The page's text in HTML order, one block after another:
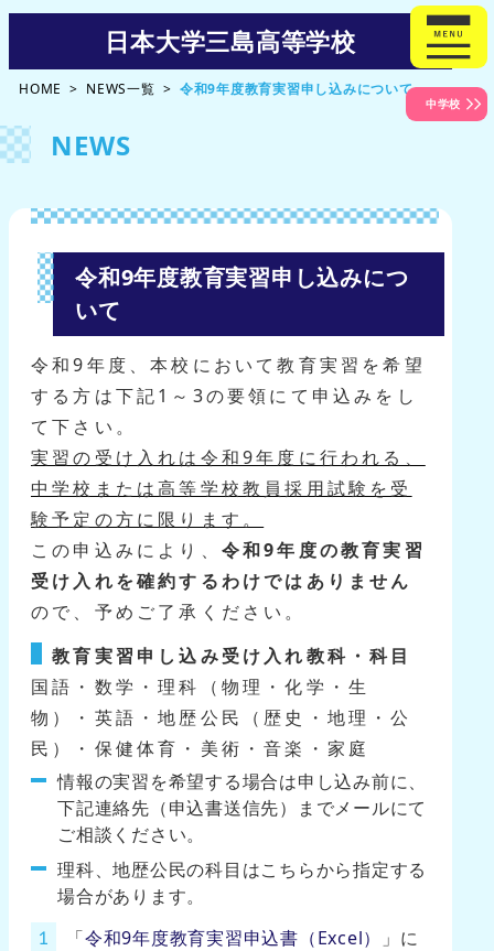
中学校
日本大学三島高等学校
HOME NEWS一覧 令和9年度教育実習申し込みについて
NEWS
令和9年度教育実習申し込みにつ
いて
令和9年度、本校において教育実習を希望
する方は下記1～3の要領にて申込みをし
て下さい。
実習の受け入れは令和9年度に行われる、
中学校または高等学校教員採用試験を受
験予定の方に限ります。
この申込みにより、 令和9年度の教育実習
受け入れを確約するわけではありません
ので、予めご了承ください。
教育実習申し込み受け入れ教科・科目
国語・数学・理科（物理・化学・生
物）・英語・地歴公民（歴史・地理・公
民）・保健体育・美術・音楽・家庭
情報の実習を希望する場合は申し込み前に、
下記連絡先（申込書送信先）までメールにて
ご相談ください。
理科、地歴公民の科目はこちらから指定する
場合があります。
「令和9年度教育実習申込書（Excel）
」に